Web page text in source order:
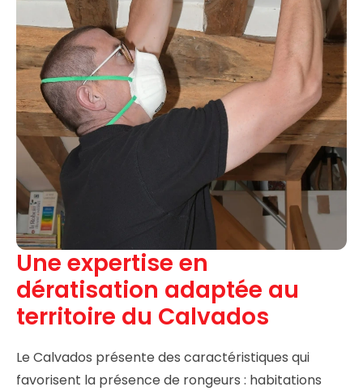
Une expertise en
dératisation adaptée au
territoire du Calvados
Le Calvados présente des caractéristiques qui
favorisent la présence de rongeurs : habitations